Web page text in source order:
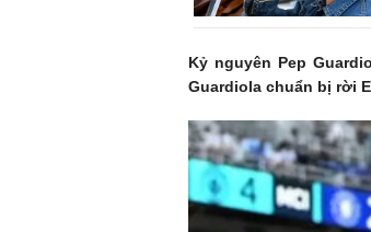
Kỷ nguyên Pep
Guardiola chuẩn bị rời